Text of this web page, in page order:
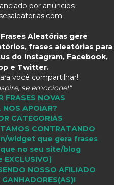
por anúncios
Aleatórias gere
frases aleatórias para
do Instagram, Facebook,
e Twitter.
você compartilhar!
se emocione!"
FRASES NOVAS
NOS APOIAR?
CATEGORIAS
CONTRATANDO
widget que gera frases
no seu site/blog
EXCLUSIVO)
NOSSO AFILIADO